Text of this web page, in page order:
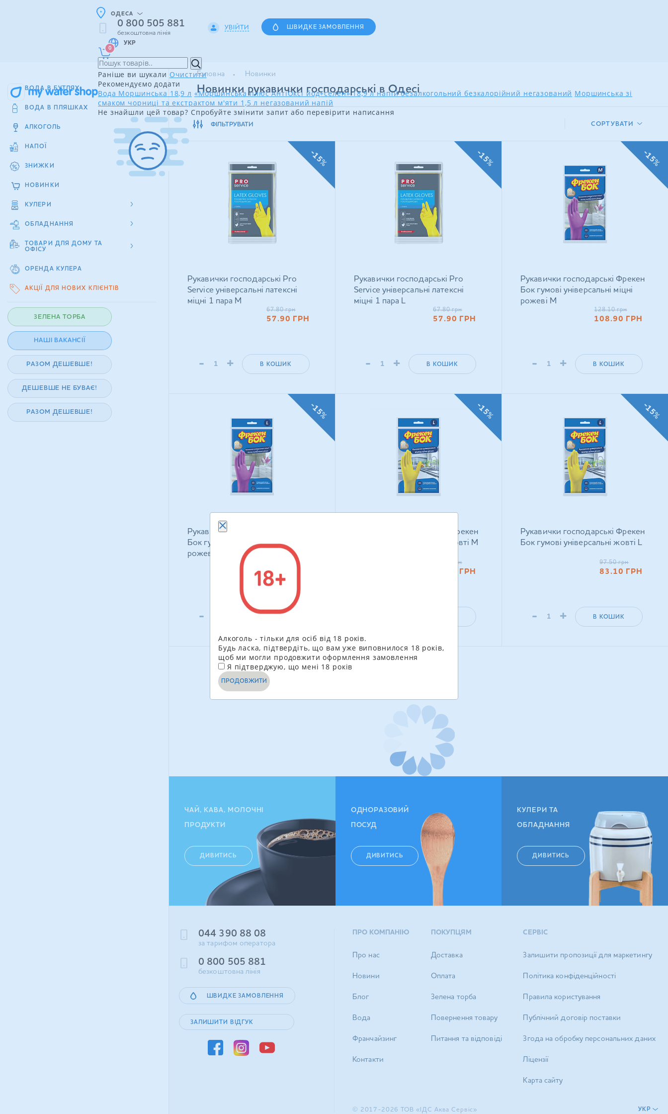
ОДЕСА
0 800 505 881
безкоштовна лінія
УВІЙТИ ШВИДКЕ ЗАМОВЛЕННЯ
УКР
0
Раніше ви шукали Очистити
Рекомендуємо додати
Вода Моршинська 18,9 л «Моршинська плюс АнтіОксі йод+селен» 18,9 л напій безалкогольний безкалорійний негазований Моршинська зі
смаком чорниці та екстрактом м'яти 1,5 л негазований напій
Не знайшли цей товар? Спробуйте змінити запит або перевірити написання
ВОДА В БУТЛЯХ
ВОДА В ПЛЯШКАХ
АЛКОГОЛЬ
НАПОЇ
ЗНИЖКИ
НОВИНКИ
КУЛЕРИ
ОБЛАДНАННЯ
ТОВАРИ ДЛЯ ДОМУ ТА
ОФІСУ
ОРЕНДА КУЛЕРА
АКЦІЇ ДЛЯ НОВИХ КЛІЄНТІВ
ЗЕЛЕНА ТОРБА
НАШІ ВАКАНСІЇ
РАЗОМ ДЕШЕВШЕ!
ДЕШЕВШЕ НЕ БУВАЄ!
РАЗОМ ДЕШЕВШЕ!
Головна Новинки
Новинки рукавички господарські в Одесі
ФІЛЬТРУВАТИ СОРТУВАТИ
Рукавички господарські Pro
Service універсальні латексні
міцні 1 пара M
67.80 грн
57.90 ГРН
- + В КОШИК
-15%
Рукавички господарські Pro
Service універсальні латексні
міцні 1 пара L
67.80 грн
57.90 ГРН
- + В КОШИК
-15%
Рукавички господарські Фрекен
Бок гумові універсальні міцні
рожевi M
128.10 грн
108.90 ГРН
- + В КОШИК
-15%
Рукавички господарські Фрекен
Бок гумові універсальні міцні
рожевi L
108.90
-
-15%
Рукавички господарські Фрекен
Бок гумові універсальні жовті M
грн
ГРН
-15%
Рукавички господарські Фрекен
Бок гумові універсальні жовті L
97.50 грн
83.10 ГРН
- + В КОШИК
-15%
ЧАЙ, КАВА, МОЛОЧНІ
ПРОДУКТИ
ДИВИТИСЬ
ОДНОРАЗОВИЙ
ПОСУД
ДИВИТИСЬ
КУЛЕРИ ТА
ОБЛАДНАННЯ
ДИВИТИСЬ
044 390 88 08
за тарифом оператора
0 800 505 881
безкоштовна лінія
ШВИДКЕ ЗАМОВЛЕННЯ
ЗАЛИШИТИ ВІДГУК
ПРО КОМПАНІЮ
Про нас
Новини
Блог
Вода
Франчайзинг
Контакти
ПОКУПЦЯМ
Доставка
Оплата
Зелена торба
Повернення товару
Питання та відповіді
СЕРВІС
Залишити пропозиції для маркетингу
Політика конфіденційності
Правила користування
Публічний договір поставки
Згода на обробку персональних даних
Ліцензії
Карта сайту
© 2017-2026 ТОВ «ІДС Аква Сервіс» УКР
Алкоголь - тільки для осіб від 18 років.
Будь ласка, підтвердіть, що вам уже виповнилося 18 років,
щоб ми могли продовжити оформлення замовлення
Я підтверджую, що мені 18 років
ПРОДОВЖИТИ